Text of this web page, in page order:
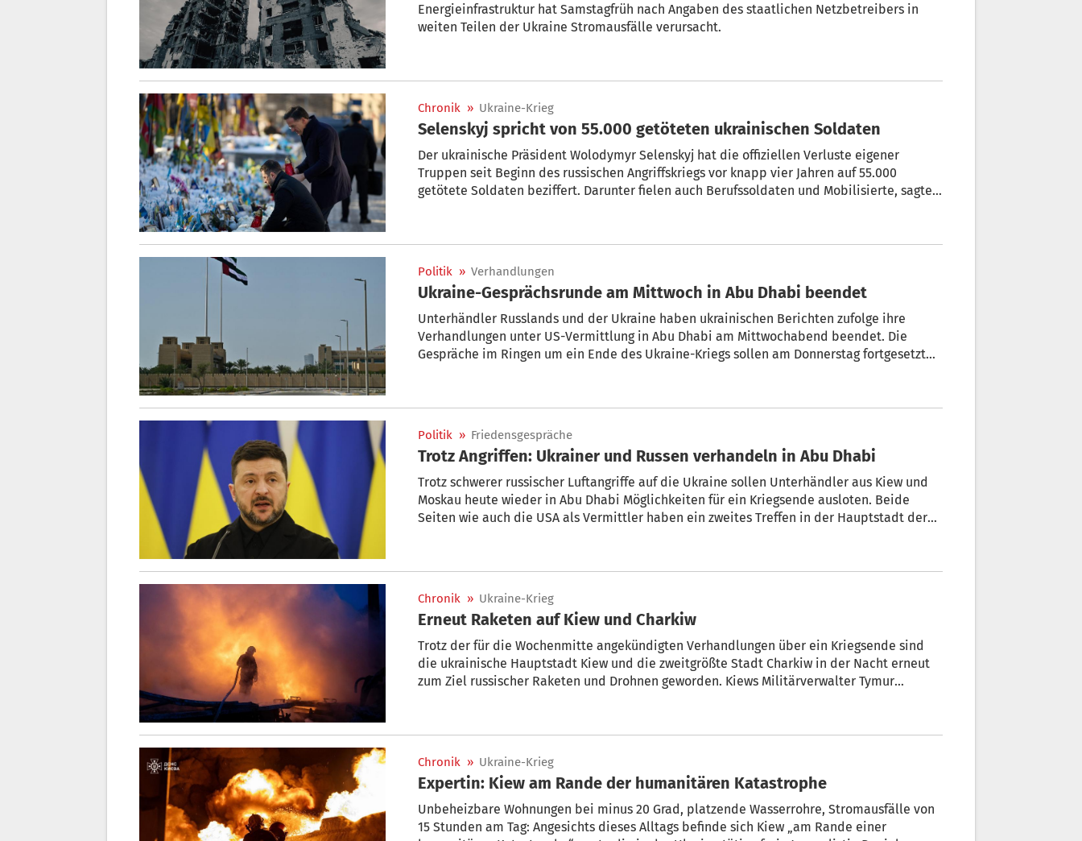
Energieinfrastruktur hat Samstagfrüh nach Angaben des staatlichen Netzbetreibers in
weiten Teilen der Ukraine Stromausfälle verursacht.
Chronik » Ukraine-Krieg
Selenskyj spricht von 55.000 getöteten ukrainischen Soldaten
Der ukrainische Präsident Wolodymyr Selenskyj hat die offiziellen Verluste eigener
Truppen seit Beginn des russischen Angriffskriegs vor knapp vier Jahren auf 55.000
getötete Soldaten beziffert. Darunter fielen auch Berufssoldaten und Mobilisierte, sagte
Politik » Verhandlungen
Ukraine-Gesprächsrunde am Mittwoch in Abu Dhabi beendet
Unterhändler Russlands und der Ukraine haben ukrainischen Berichten zufolge ihre
Verhandlungen unter US-Vermittlung in Abu Dhabi am Mittwochabend beendet. Die
Gespräche im Ringen um ein Ende des Ukraine-Kriegs sollen am Donnerstag fortgesetzt
Politik » Friedensgespräche
Trotz Angriffen: Ukrainer und Russen verhandeln in Abu Dhabi
Trotz schwerer russischer Luftangriffe auf die Ukraine sollen Unterhändler aus Kiew und
Moskau heute wieder in Abu Dhabi Möglichkeiten für ein Kriegsende ausloten. Beide
Seiten wie auch die USA als Vermittler haben ein zweites Treffen in der Hauptstadt der
damit einen neuen Verhandlungsansatz nötig gemacht zu haben.
Chronik » Ukraine-Krieg
Erneut Raketen auf Kiew und Charkiw
Trotz der für die Wochenmitte angekündigten Verhandlungen über ein Kriegsende sind
die ukrainische Hauptstadt Kiew und die zweitgrößte Stadt Charkiw in der Nacht erneut
zum Ziel russischer Raketen und Drohnen geworden. Kiews Militärverwalter Tymur
Chronik » Ukraine-Krieg
Expertin: Kiew am Rande der humanitären Katastrophe
Unbeheizbare Wohnungen bei minus 20 Grad, platzende Wasserrohre, Stromausfälle von
15 Stunden am Tag: Angesichts dieses Alltags befinde sich Kiew „am Rande einer